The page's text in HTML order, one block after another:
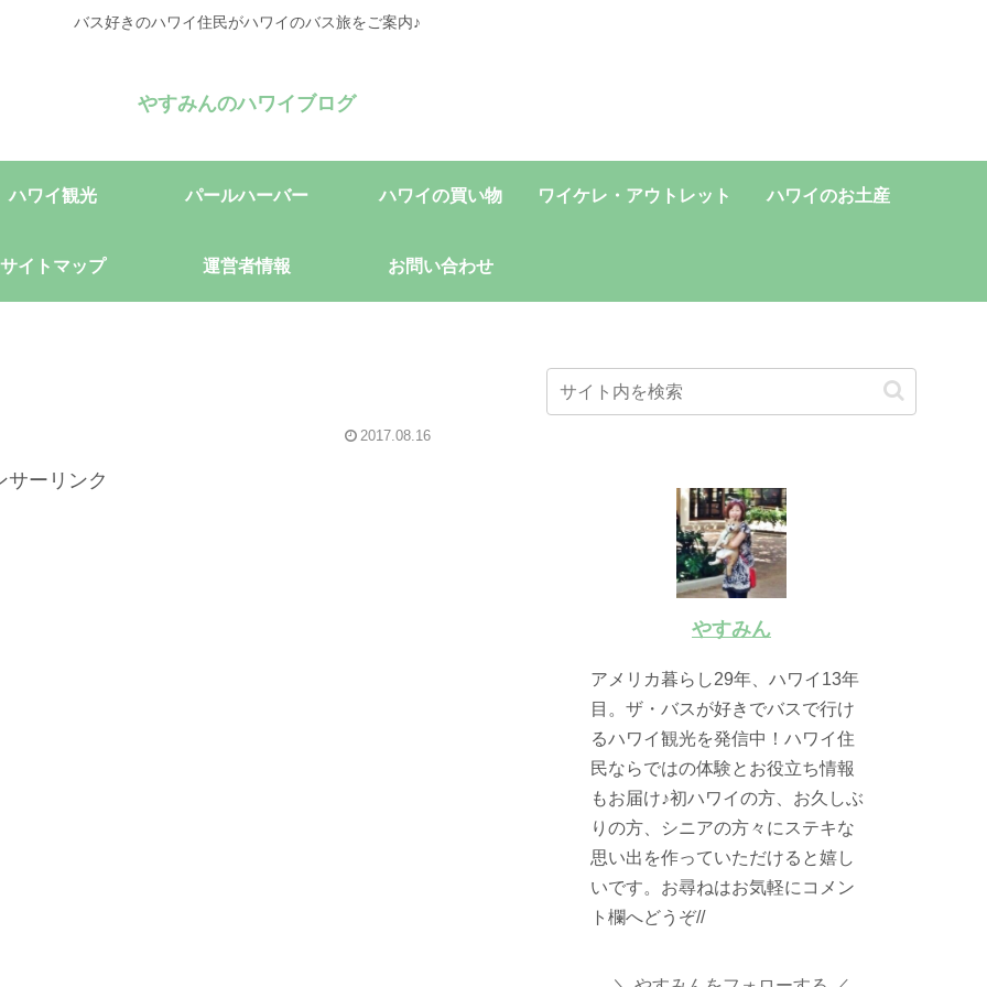
バス好きのハワイ住民がハワイのバス旅をご案内♪
やすみんのハワイブログ
ハワイ観光 パールハーバー ハワイの買い物 ワイケレ・アウトレット ハワイのお土産
サイトマップ 運営者情報 お問い合わせ
2017.08.16
サーリンク
やすみん
アメリカ暮らし29年、ハワイ13年
目。ザ・バスが好きでバスで行け
るハワイ観光を発信中！ハワイ住
民ならではの体験とお役立ち情報
もお届け♪初ハワイの方、お久しぶ
りの方、シニアの方々にステキな
思い出を作っていただけると嬉し
いです。お尋ねはお気軽にコメン
ト欄へどうぞ//